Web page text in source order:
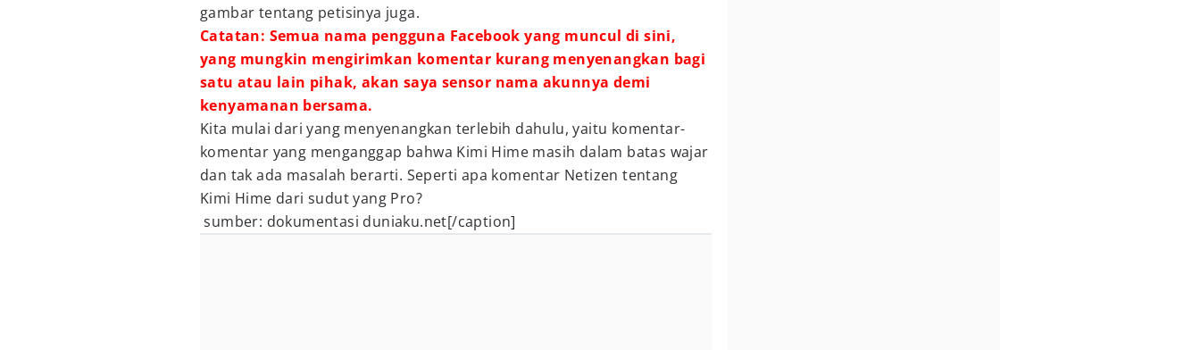
gambar tentang petisinya juga.
Catatan: Semua nama pengguna Facebook yang muncul di sini,
yang mungkin mengirimkan komentar kurang menyenangkan bagi
satu atau lain pihak, akan saya sensor nama akunnya demi
kenyamanan bersama.
Kita mulai dari yang menyenangkan terlebih dahulu, yaitu komentar-
komentar yang menganggap bahwa Kimi Hime masih dalam batas wajar
dan tak ada masalah berarti. Seperti apa komentar Netizen tentang
Kimi Hime dari sudut yang Pro?
sumber: dokumentasi duniaku.net[/caption]